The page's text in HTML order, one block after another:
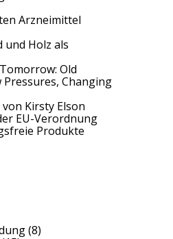
Arzneimittel
und Holz als
Old
Pressures, Changing
von Kirsty Elson
EU-Verordnung
Produkte
(8)